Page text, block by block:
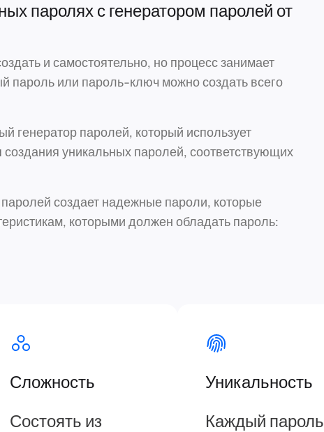
паролях с генератором паролей от
и самостоятельно, но процесс занимает
или пароль-ключ можно создать всего
генератор паролей, который использует
уникальных паролей, соответствующих
создает надежные пароли, которые
которыми должен обладать пароль:
Сложность
Состоять из
Уникальность
Каждый пароль